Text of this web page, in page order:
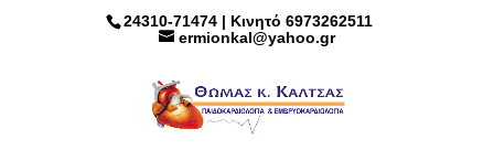
24310-71474 | Κινητό 6973262511
ermionkal@yahoo.gr